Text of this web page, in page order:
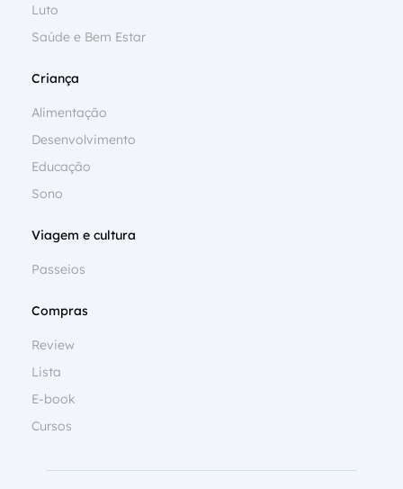
Luto
Saúde e Bem Estar
Criança
Alimentação
Desenvolvimento
Educação
Sono
Viagem e cultura
Passeios
Compras
Review
Lista
E-book
Cursos